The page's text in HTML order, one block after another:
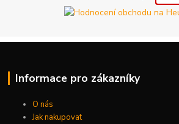
Informace pro zákazníky
O nás
Jak nakupovat